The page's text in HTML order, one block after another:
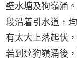
壁水塘及狗嶺涌
段沿着引水道，
有太大上落起伏
若到達狗嶺涌後